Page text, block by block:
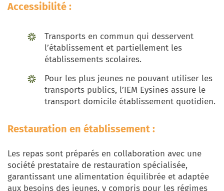
Accessibilité :
Transports en commun qui desservent
l’établissement et partiellement les
établissements scolaires.
Pour les plus jeunes ne pouvant utiliser les
transports publics, l’IEM Eysines assure le
transport domicile établissement quotidien.
Restauration en établissement :
Les repas sont préparés en collaboration avec une
société prestataire de restauration spécialisée,
garantissant une alimentation équilibrée et adaptée
aux besoins des jeunes, y compris pour les régimes